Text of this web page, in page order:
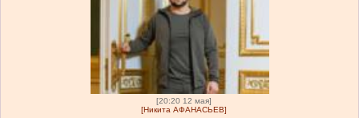
[20:20 12 мая]
[Никита АФАНАСЬЕВ]